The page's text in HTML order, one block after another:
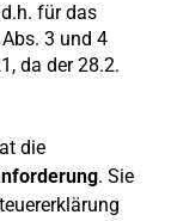
d.h. für das
3 und 4
da der 28.2.
die
. Sie